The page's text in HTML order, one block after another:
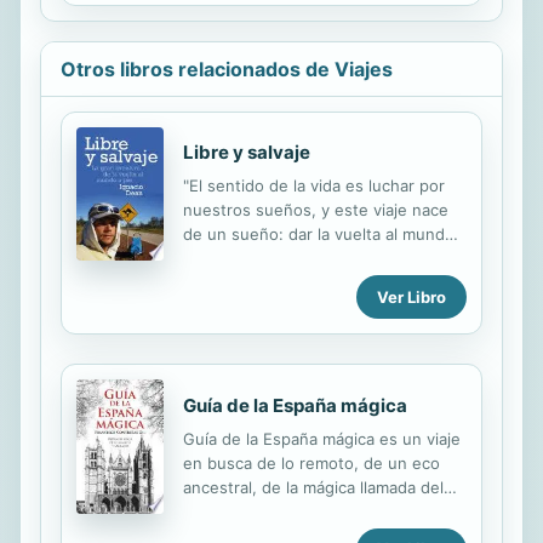
protocolo cuya finalidad es la de
información. Incluye descripción y
simbolismo de los principales
Otros libros relacionados de Viajes
Libre y salvaje
"El sentido de la vida es luchar por
nuestros sueños, y este viaje nace
de un sueño: dar la vuelta al mundo
moto, en bici o en furgoneta?
Porque, como dijo alguien una vez,
yo quería el pastel entero y no solo
libertad." Nacho Dean es un joven de
35 años que ha cumplido un sueño:
ser el primer español en la historia
en dar la vuelta al mundo a pie. En
tres años ha atravesado 4
continentes y ha recorrido 33.000
Ver Libro
Guía de la España mágica
Guía de la España mágica es un viaje
en busca de lo remoto, de un eco
ancestral, de la mágica llamada del
largo y ancho de las 17 autonomías,